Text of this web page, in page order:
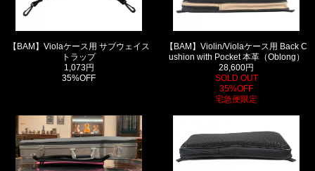
【BAM】Violaケース用 サブウェイス
トラップ
1,073円
35%OFF
【BAM】Violin/Violaケース用 Back C
ushion with Pocket 本革（Oblong）
28,600円
SOLD OUT
35%OFF
宅急便限定